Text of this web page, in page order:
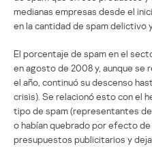
medianas empresas desde el
en la cantidad de spam delictivo
El porcentaje de spam en el
en agosto de 2008 y, aunque se
el año, continuó su descenso
crisis). Se relacionó esto con el
tipo de spam (representantes
o habían quebrado por efecto
presupuestos publicitarios y